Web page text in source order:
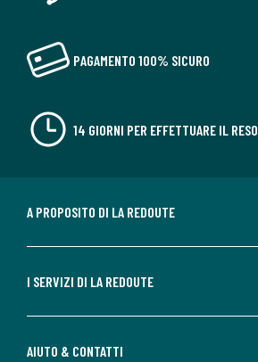
PAGAMENTO 100% SICURO
14 GIORNI PER EFFETTUARE IL RESO
A PROPOSITO DI LA REDOUTE
I SERVIZI DI LA REDOUTE
AIUTO & CONTATTI